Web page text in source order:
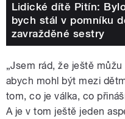
Lidické dítě Pitín:
bych stál v pomníku
zavražděné sestry
„Jsem rád, že ještě
abych mohl být mezi
tom, co je válka, co
A je v tom ještě jeden